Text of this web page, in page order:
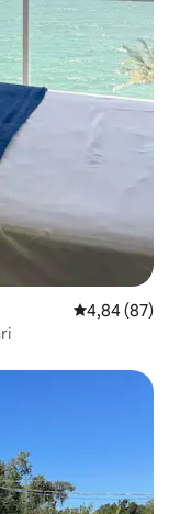
4,84 de uma
4,84 (87)